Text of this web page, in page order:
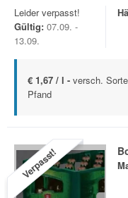
Leider verpasst!
Gültig: 07.09. -
13.09.
€ 1,67 / l - versch.
Pfand
Verpasst!